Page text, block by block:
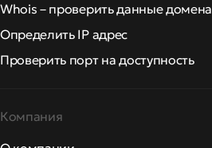
Whois – проверить данные домена
Определить IP адрес
Проверить порт на доступность
Компания